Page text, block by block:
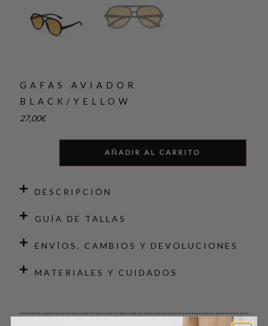
GAFAS AVIADOR
BLACK/YELLOW
27,00€
AÑADIR AL CARRITO
DESCRIPCIÓN
GUÍA DE TALLAS
ENVÍOS, CAMBIOS Y DEVOLUCIONES
MATERIALES Y CUIDADOS